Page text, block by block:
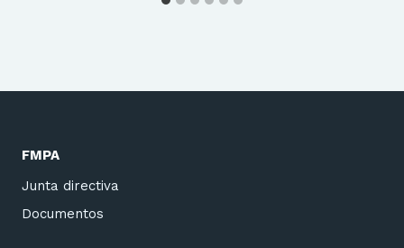
FMPA
Junta directiva
Documentos